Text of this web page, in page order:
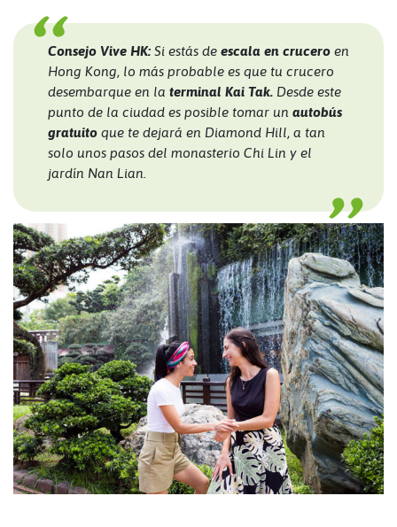
Consejo Vive HK: Si estás de escala en crucero en
Hong Kong, lo más probable es que tu crucero
desembarque en la terminal Kai Tak. Desde este
punto de la ciudad es posible tomar un autobús
gratuito que te dejará en Diamond Hill, a tan
solo unos pasos del monasterio Chi Lin y el
jardín Nan Lian.